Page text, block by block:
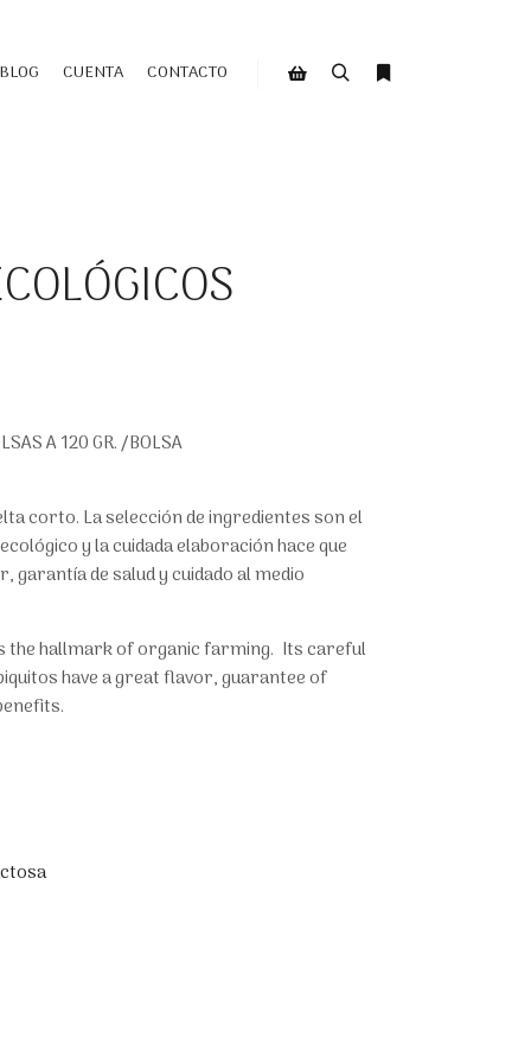
BLOG CUENTA CONTACTO
A 120 GR. /BOLSA
corto. La selección de ingredientes son el
y la cuidada elaboración hace que
garantía de salud y cuidado al medio
the hallmark of organic farming. Its careful
have a great flavor, guarantee of